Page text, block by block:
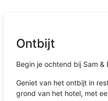
Ontbijt
Begin je ochtend bij Sam
Geniet van het ontbijt in
grond van het hotel, met